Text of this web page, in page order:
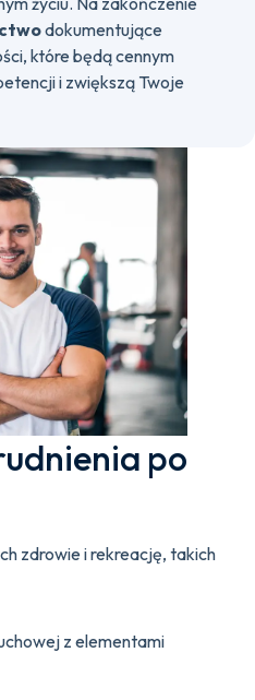
dokumentujące
które będą cennym
i zwiększą Twoje
po
zdrowie i rekreację, takich
z elementami